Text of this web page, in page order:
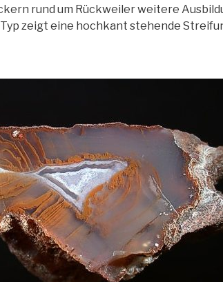
rund um Rückweiler weitere
zeigt eine hochkant stehende